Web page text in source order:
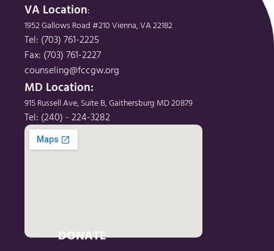
VA Location:
1952 Gallows Road #210 Vienna, VA 22182
Tel: (703) 761-2225
Fax: (703) 761-2227
counseling@fccgw.org
MD Location:
915 Russell Ave, Suite B, Gaithersburg MD 20879
Tel: (240) - 224-3282
DONATE